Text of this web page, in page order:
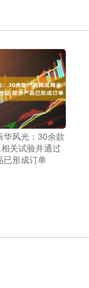
华风光：30余款
关试验并通过
已形成订单